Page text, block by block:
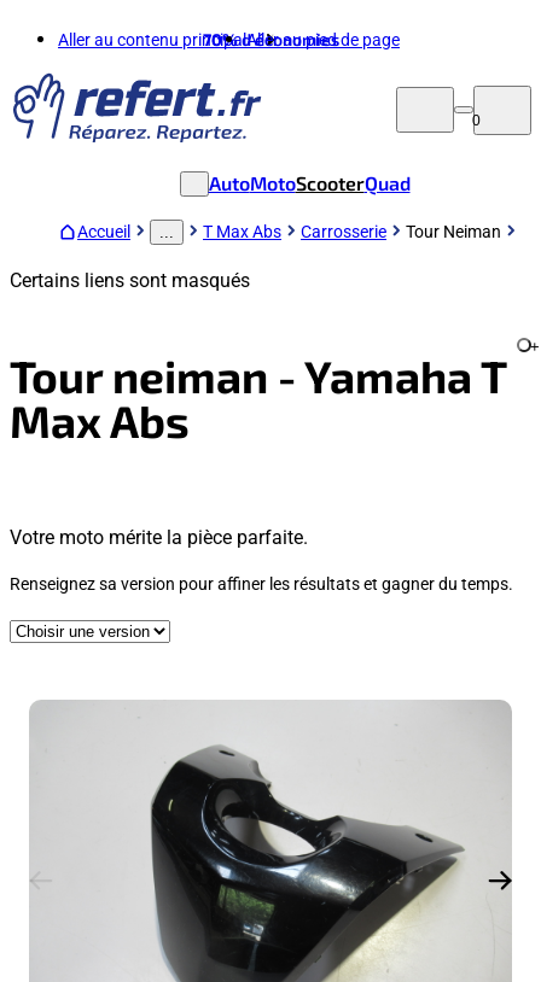
Aller au contenu principalAller au pied de page
70%d'économies
0
AutoMotoScooterQuad
Accueil T Max Abs Carrosserie Tour Neiman
Certains liens sont masqués
Tour neiman - Yamaha T
Max Abs
+
Votre moto mérite la pièce parfaite.
Renseignez sa version pour affiner les résultats et gagner du temps.